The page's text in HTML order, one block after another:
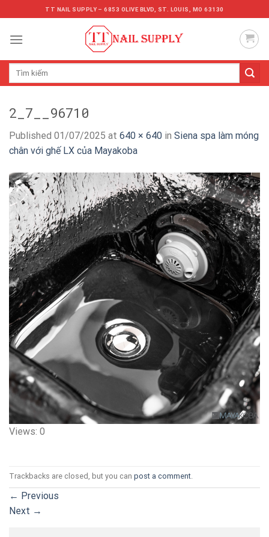
to
content
TT NAIL SUPPLY – 6853 OLIVE BLVD, ST. LOUIS, MO 63130
Tìm
2_7__96710
Published 01/07/2025 at 640 × 640 in Siena spa làm móng
chân với ghế LX của Mayakoba
Views: 0
Trackbacks are closed, but you can post a comment.
← Previous
Next →